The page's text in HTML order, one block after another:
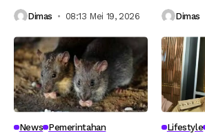
Dimas 08:13 Mei 19, 2026 Dimas
News Pemerintahan Lifestyle